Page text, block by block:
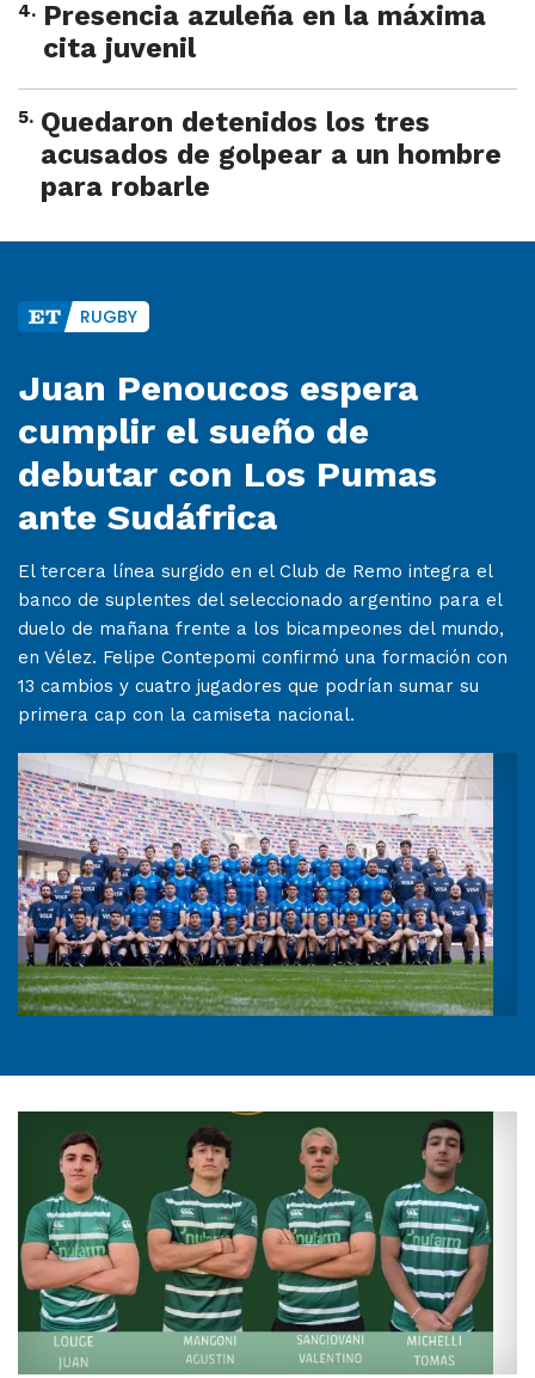
4. Presencia azuleña en la máxima
cita juvenil
5. Quedaron detenidos los tres
acusados de golpear a un hombre
para robarle
RUGBY
Juan Penoucos espera
cumplir el sueño de
debutar con Los Pumas
ante Sudáfrica
El tercera línea surgido en el Club de Remo integra el
banco de suplentes del seleccionado argentino para el
duelo de mañana frente a los bicampeones del mundo,
en Vélez. Felipe Contepomi confirmó una formación con
13 cambios y cuatro jugadores que podrían sumar su
primera cap con la camiseta nacional.